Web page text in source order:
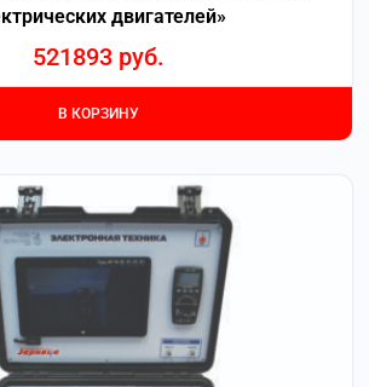
двигателей»
521893 руб.
В КОРЗИНУ